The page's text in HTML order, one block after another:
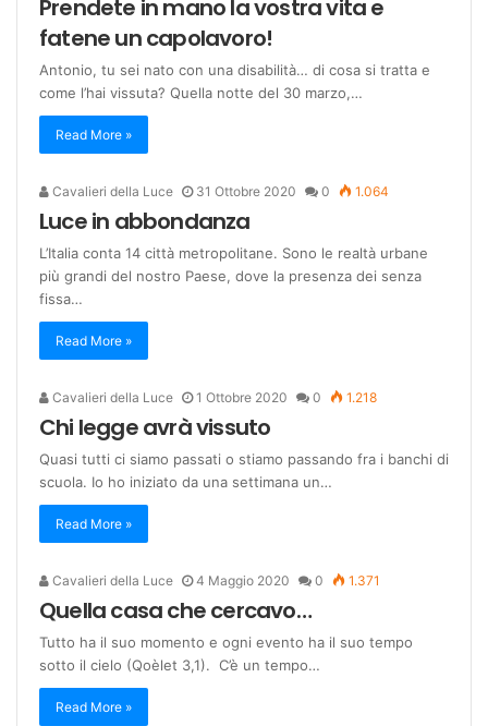
Prendete in mano la vostra vita e
fatene un capolavoro!
Antonio, tu sei nato con una disabilità… di cosa si tratta e
come l’hai vissuta? Quella notte del 30 marzo,…
Read More »
Cavalieri della Luce 31 Ottobre 2020 0 1.064
Luce in abbondanza
L’Italia conta 14 città metropolitane. Sono le realtà urbane
più grandi del nostro Paese, dove la presenza dei senza
fissa…
Read More »
Cavalieri della Luce 1 Ottobre 2020 0 1.218
Chi legge avrà vissuto
Quasi tutti ci siamo passati o stiamo passando fra i banchi di
scuola. Io ho iniziato da una settimana un…
Read More »
Cavalieri della Luce 4 Maggio 2020 0 1.371
Quella casa che cercavo…
Tutto ha il suo momento e ogni evento ha il suo tempo
sotto il cielo (Qoèlet 3,1). C’è un tempo…
Read More »